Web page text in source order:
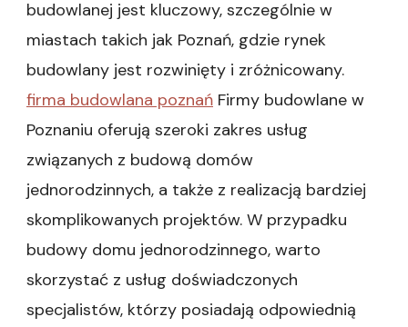
krok
kroku
budowlanej jest kluczowy, szczególnie w
miastach takich jak Poznań, gdzie rynek
budowlany jest rozwinięty i zróżnicowany.
firma budowlana poznań Firmy budowlane w
Poznaniu oferują szeroki zakres usług
związanych z budową domów
jednorodzinnych, a także z realizacją bardziej
skomplikowanych projektów. W przypadku
budowy domu jednorodzinnego, warto
skorzystać z usług doświadczonych
specjalistów, którzy posiadają odpowiednią